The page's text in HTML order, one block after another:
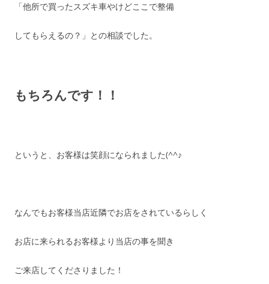
「他所で買ったスズキ車やけどここで整備
してもらえるの？」との相談でした。
もちろんです！！
というと、お客様は笑顔になられました(^^♪
なんでもお客様当店近隣でお店をされているらしく
お店に来られるお客様より当店の事を聞き
ご来店してくださりました！